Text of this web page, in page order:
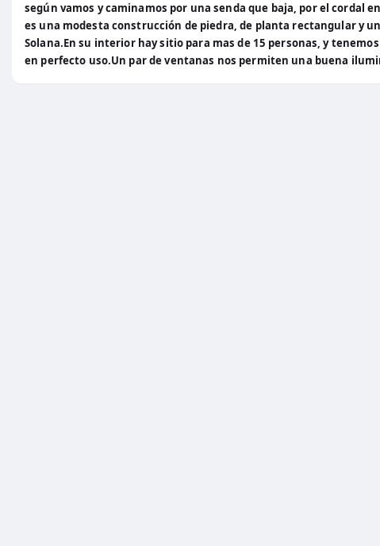
según vamos y caminamos por una senda que baja, por el cordal
es una modesta construcción de piedra, de planta rectangular y
Solana.En su interior hay sitio para mas de 15 personas, y
en perfecto uso.Un par de ventanas nos permiten una buena